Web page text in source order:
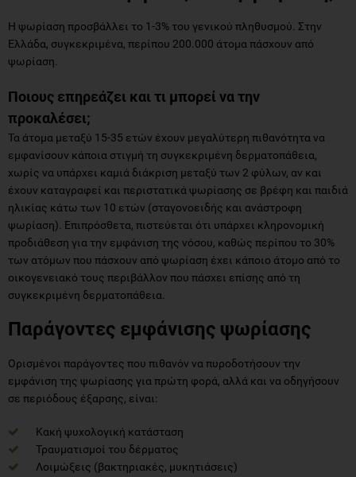
Η ψωρίαση προσβάλλει το 1-3% του γενικού πληθυσμού. Στην
Ελλάδα, συγκεκριμένα, περίπου 200.000 άτομα πάσχουν από
ψωρίαση.
Ποιους επηρεάζει και τι μπορεί να την
προκαλέσει;
Τα άτομα μεταξύ 15-35 ετών έχουν μεγαλύτερη πιθανότητα να
εμφανίσουν κάποια στιγμή τη συγκεκριμένη δερματοπάθεια,
χωρίς να υπάρχει καμιά διάκριση μεταξύ των 2 φύλων, αν και
έχουν καταγραφεί και περιστατικά ψωρίασης σε βρέφη και παιδιά
ηλικίας κάτω των 10 ετών (σταγονοειδής και ανάστροφη
ψωρίαση). Επιπρόσθετα, πιστεύεται ότι υπάρχει κληρονομική
προδιάθεση για την εμφάνιση της νόσου, καθώς περίπου το 30%
των ατόμων που πάσχουν από ψωρίαση έχει κάποιο άτομο από το
οικογενειακό τους περιβάλλον που πάσχει επίσης από τη
συγκεκριμένη δερματοπάθεια.
Παράγοντες εμφάνισης ψωρίασης
Ορισμένοι παράγοντες που πιθανόν να πυροδοτήσουν την
εμφάνιση της ψωρίασης για πρώτη φορά, αλλά και να οδηγήσουν
σε περιόδους έξαρσης, είναι:
Κακή ψυχολογική κατάσταση
Τραυματισμοί του δέρματος
Λοιμώξεις (βακτηριακές, μυκητιάσεις)